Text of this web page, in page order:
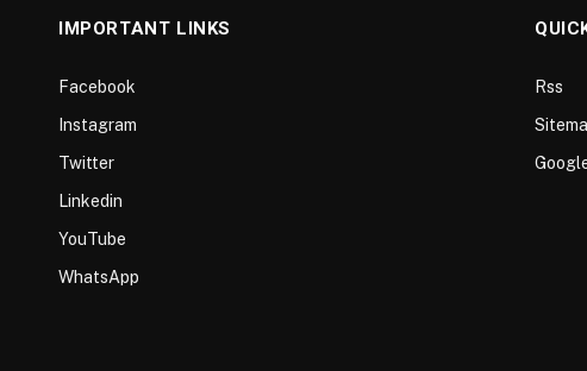
IMPORTANT LINKS
Facebook
Instagram
Twitter
Linkedin
YouTube
WhatsApp
Rss